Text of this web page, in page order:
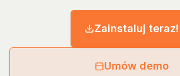
Zainstaluj teraz!
Umów demo